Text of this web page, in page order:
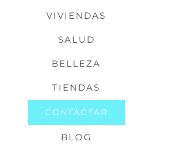
VIVIENDAS
SALUD
BELLEZA
TIENDAS
CONTACTAR
BLOG